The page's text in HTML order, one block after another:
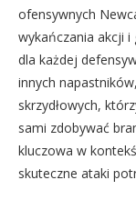
ofensywnych
wykańczania akcji i
dla każdej
innych
skrzydłowych,
sami zdobywać
kluczowa w
skuteczne ataki